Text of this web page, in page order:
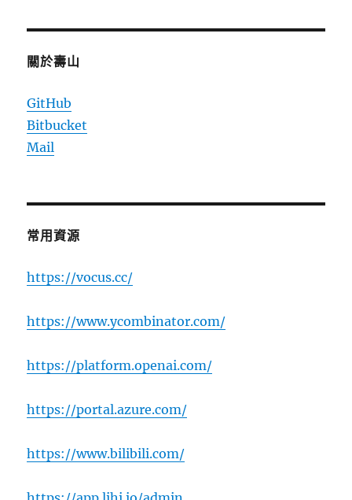
關於壽山
GitHub
Bitbucket
Mail
常用資源
https://vocus.cc/
https://www.ycombinator.com/
https://platform.openai.com/
https://portal.azure.com/
https://www.bilibili.com/